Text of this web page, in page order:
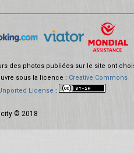
des photos publiées sur le site ont
sous la licence : Creative Commons
License :
© 2018